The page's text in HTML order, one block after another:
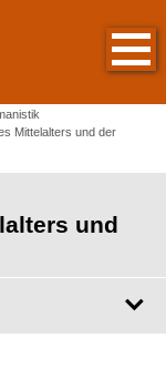
Mittelalters und der
und